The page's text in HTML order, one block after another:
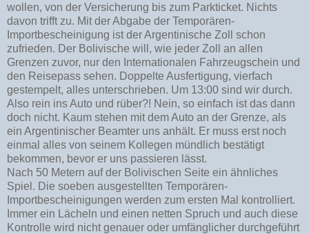
wollen, von der Versicherung bis zum Parkticket. Nichts
davon trifft zu. Mit der Abgabe der Temporären-
Importbescheinigung ist der Argentinische Zoll schon
zufrieden. Der Bolivische will, wie jeder Zoll an allen
Grenzen zuvor, nur den Internationalen Fahrzeugschein und
den Reisepass sehen. Doppelte Ausfertigung, vierfach
gestempelt, alles unterschrieben. Um 13:00 sind wir durch.
Also rein ins Auto und rüber?! Nein, so einfach ist das dann
doch nicht. Kaum stehen mit dem Auto an der Grenze, als
ein Argentinischer Beamter uns anhält. Er muss erst noch
einmal alles von seinem Kollegen mündlich bestätigt
bekommen, bevor er uns passieren lässt.
Nach 50 Metern auf der Bolivischen Seite ein ähnliches
Spiel. Die soeben ausgestellten Temporären-
Importbescheinigungen werden zum ersten Mal kontrolliert.
Immer ein Lächeln und einen netten Spruch und auch diese
Kontrolle wird nicht genauer oder umfänglicher durchgeführt